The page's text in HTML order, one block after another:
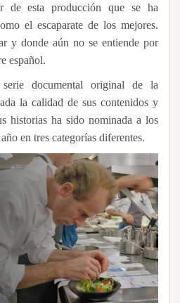
de esta producción que se ha
el escaparate de los mejores.
y donde aún no se entiende por
español.
documental original de la
la calidad de sus contenidos y
historias ha sido nominada a los
en tres categorías diferentes.